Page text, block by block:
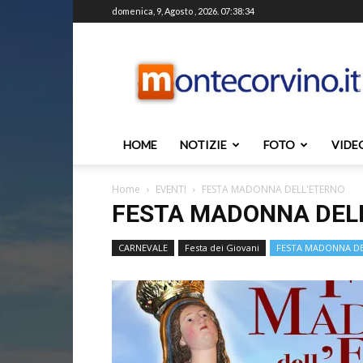
domenica, 9, Agosto , 2026. 07:38:34
HOME NOTIZIE FOTO
Home EVENTI FESTA MADONNA DELL'ETERNO
FESTA MADONNA
CARNEVALE Festa dei Giovani FESTA MADONNA